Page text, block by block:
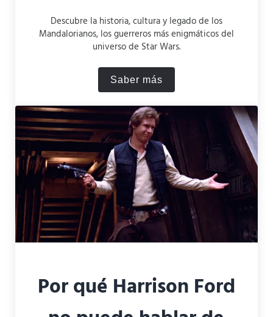
Descubre la historia, cultura y legado de los
Mandalorianos, los guerreros más enigmáticos del
universo de Star Wars.
Saber másLos Mandalorianos:
Por qué Harrison Ford